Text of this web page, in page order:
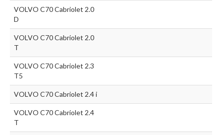
VOLVO C70 Cabriolet 2.0
D
VOLVO C70 Cabriolet 2.0
T
VOLVO C70 Cabriolet 2.3
T5
VOLVO C70 Cabriolet 2.4 i
VOLVO C70 Cabriolet 2.4
T